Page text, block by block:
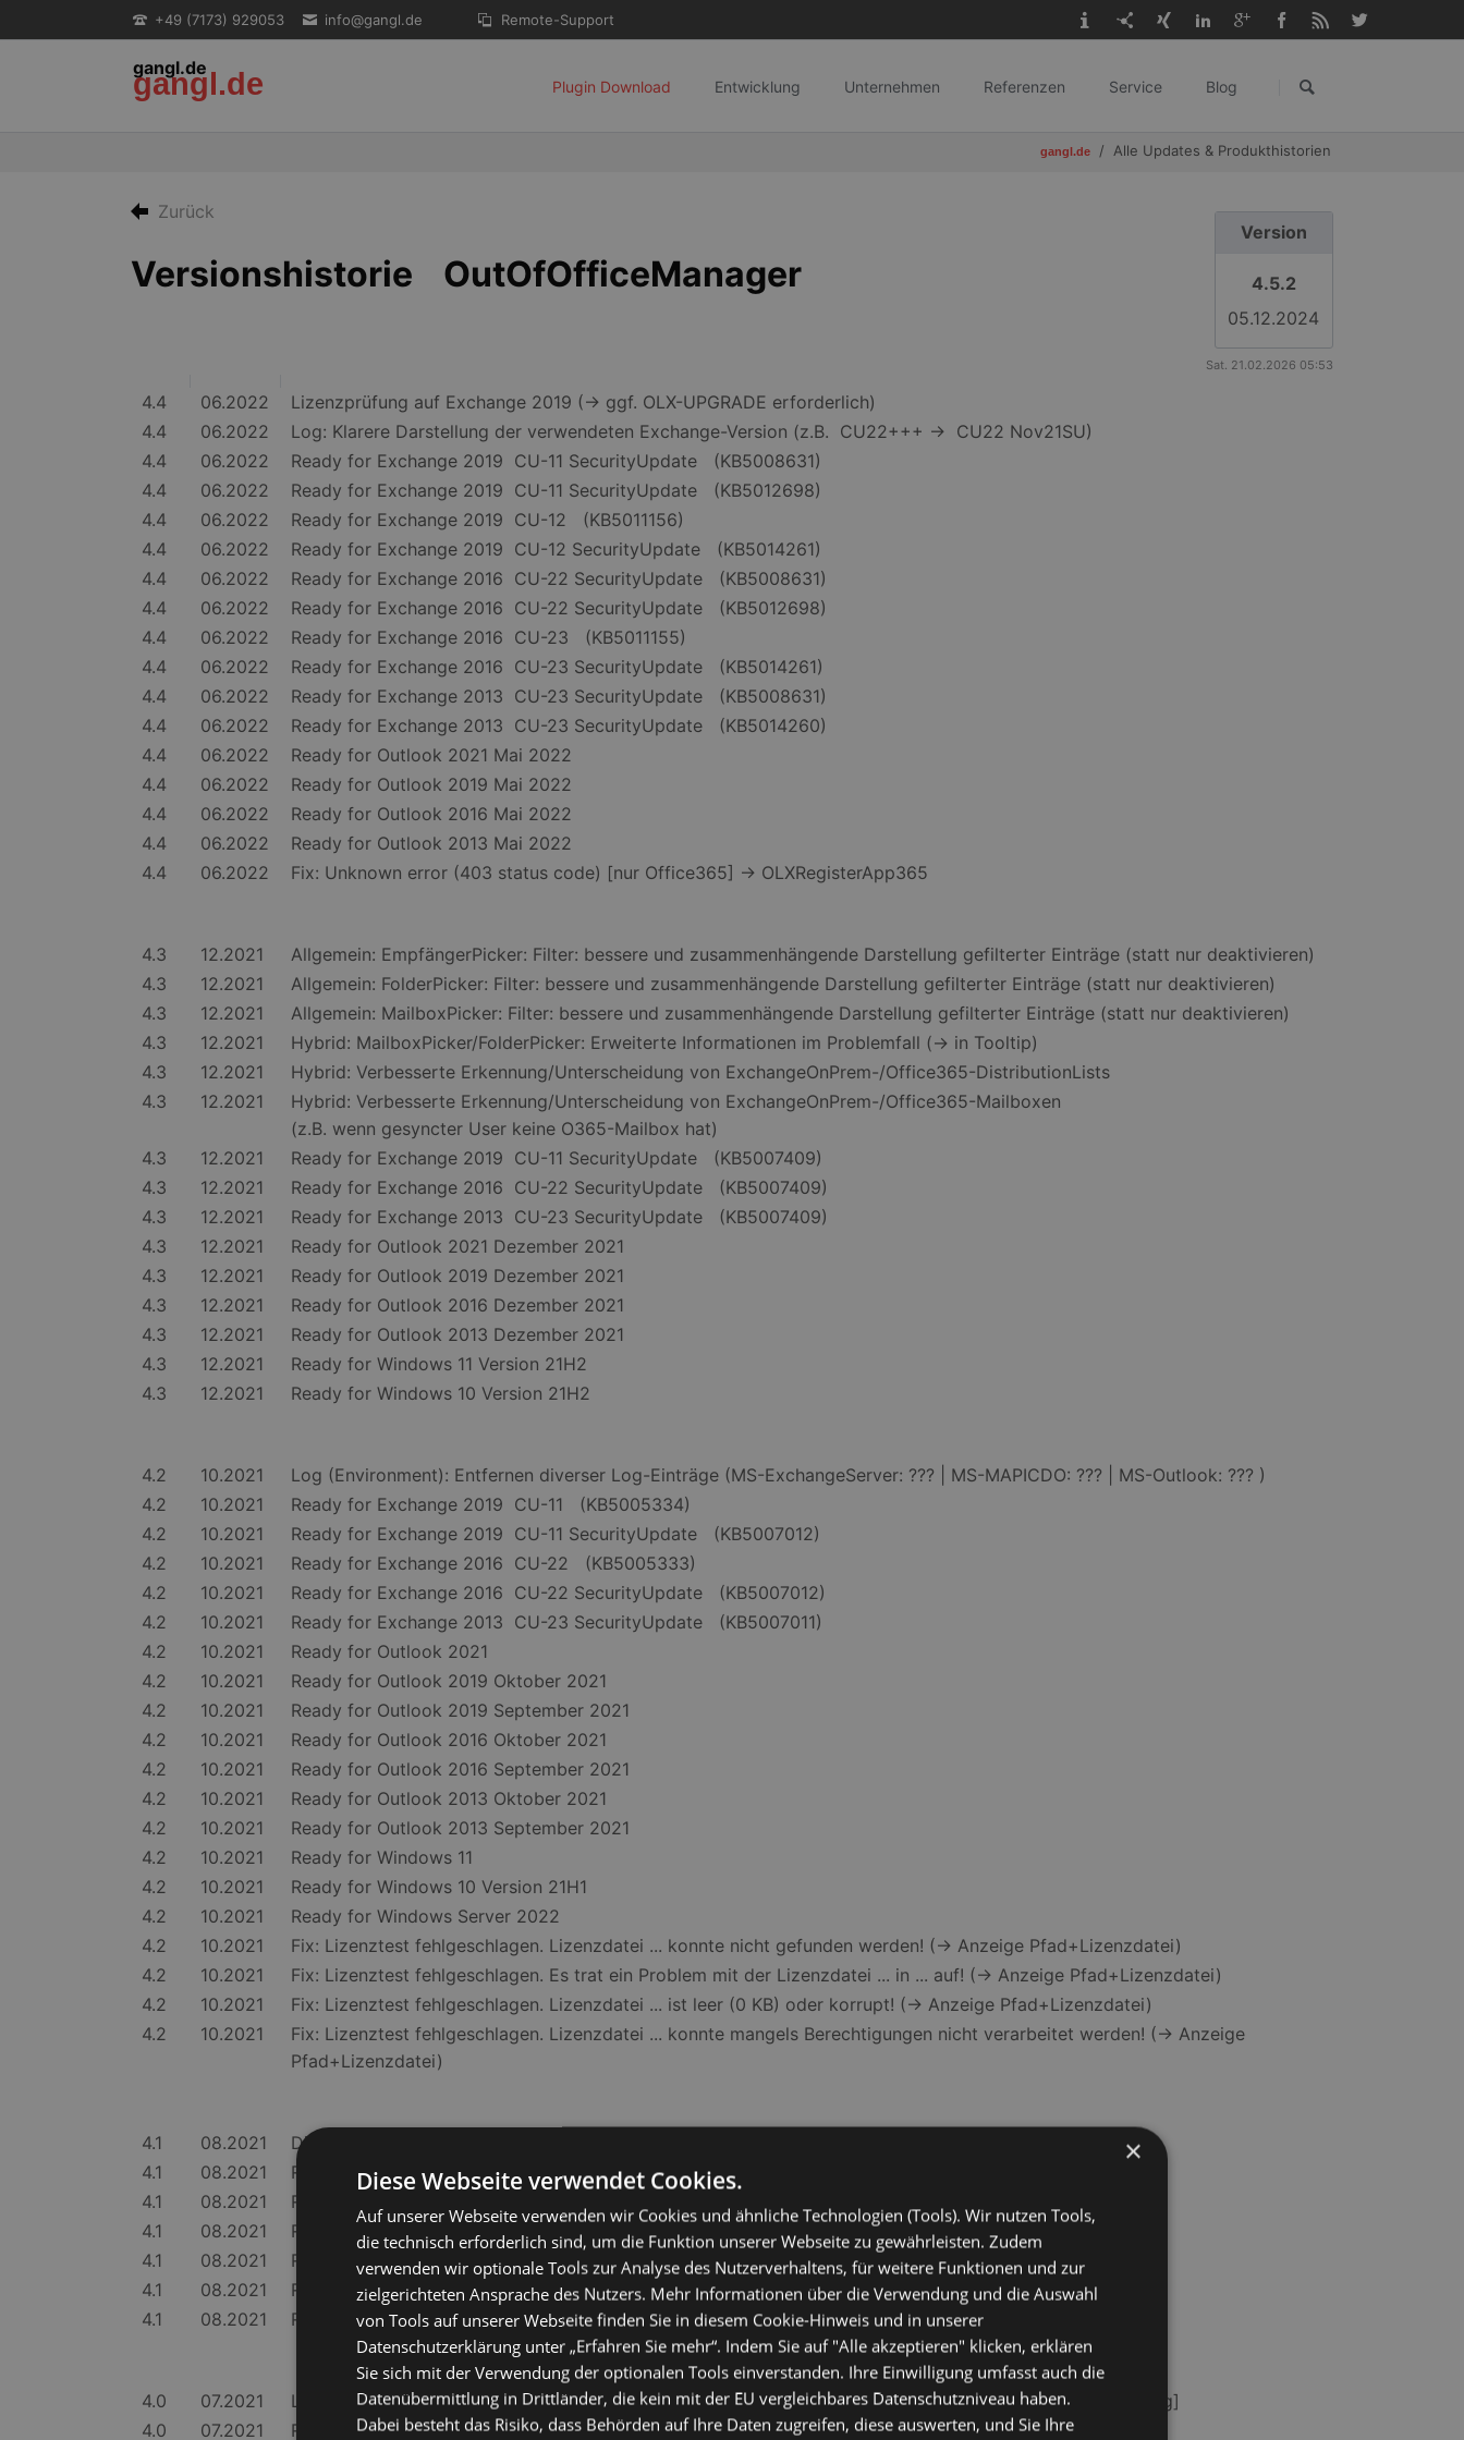
+49 (7173) 929053 info@gangl.de Remote-Support
gangl.de
gangl.de
überspringen
Plugin Download Entwicklung Unternehmen Referenzen Service
gangl.de
Blog
gangl.de Alle Updates & Produkthistorien
Zurück
Version
4.5.2
05.12.2024
Versionshistorie OutOfOfficeManager
Sat. 21.02.2026 05:53
4.4 06.2022
Lizenzprüfung auf Exchange 2019 (-> ggf. OLX-UPGRADE erforderlich)
4.4
06.2022
Log: Klarere Darstellung der verwendeten Exchange-Version (z.B. CU22+++ -> CU22 Nov21SU)
4.4
06.2022
Ready for Exchange 2019 CU-11 SecurityUpdate (KB5008631)
4.4
06.2022
Ready for Exchange 2019 CU-11 SecurityUpdate (KB5012698)
4.4
06.2022
Ready for Exchange 2019 CU-12 (KB5011156)
4.4
06.2022
Ready for Exchange 2019 CU-12 SecurityUpdate (KB5014261)
4.4
06.2022
Ready for Exchange 2016 CU-22 SecurityUpdate (KB5008631)
4.4
06.2022
Ready for Exchange 2016 CU-22 SecurityUpdate (KB5012698)
4.4
06.2022
Ready for Exchange 2016 CU-23 (KB5011155)
4.4
06.2022
Ready for Exchange 2016 CU-23 SecurityUpdate (KB5014261)
4.4
06.2022
Ready for Exchange 2013 CU-23 SecurityUpdate (KB5008631)
4.4
06.2022
Ready for Exchange 2013 CU-23 SecurityUpdate (KB5014260)
4.4
06.2022
Ready for Outlook 2021 Mai 2022
4.4
06.2022
Ready for Outlook 2019 Mai 2022
4.4
06.2022
Ready for Outlook 2016 Mai 2022
4.4
06.2022
Ready for Outlook 2013 Mai 2022
4.4
06.2022 Fix: Unknown error (403 status code) [nur Office365] -> OLXRegisterApp365
4.3 12.2021
Allgemein: EmpfängerPicker: Filter: bessere und zusammenhängende Darstellung gefilterter Einträge (statt nur deaktivieren)
4.3
12.2021
Allgemein: FolderPicker: Filter: bessere und zusammenhängende Darstellung gefilterter Einträge (statt nur deaktivieren)
4.3
12.2021
Allgemein: MailboxPicker: Filter: bessere und zusammenhängende Darstellung gefilterter Einträge (statt nur deaktivieren)
4.3
12.2021
Hybrid: MailboxPicker/FolderPicker: Erweiterte Informationen im Problemfall (-> in Tooltip)
4.3
12.2021
Hybrid: Verbesserte Erkennung/Unterscheidung von ExchangeOnPrem-/Office365-DistributionLists
4.3
12.2021
Hybrid: Verbesserte Erkennung/Unterscheidung von ExchangeOnPrem-/Office365-Mailboxen
(z.B. wenn gesyncter User keine O365-Mailbox hat)
4.3
12.2021
Ready for Exchange 2019 CU-11 SecurityUpdate (KB5007409)
4.3
12.2021
Ready for Exchange 2016 CU-22 SecurityUpdate (KB5007409)
4.3
12.2021
Ready for Exchange 2013 CU-23 SecurityUpdate (KB5007409)
4.3
12.2021
Ready for Outlook 2021 Dezember 2021
4.3
12.2021
Ready for Outlook 2019 Dezember 2021
4.3
12.2021
Ready for Outlook 2016 Dezember 2021
4.3
12.2021
Ready for Outlook 2013 Dezember 2021
4.3
12.2021
Ready for Windows 11 Version 21H2
4.3
12.2021 Ready for Windows 10 Version 21H2
4.2 10.2021
Log (Environment): Entfernen diverser Log-Einträge (MS-ExchangeServer: ??? | MS-MAPICDO: ??? | MS-Outlook: ??? )
4.2
10.2021
Ready for Exchange 2019 CU-11 (KB5005334)
4.2
10.2021
Ready for Exchange 2019 CU-11 SecurityUpdate (KB5007012)
4.2
10.2021
Ready for Exchange 2016 CU-22 (KB5005333)
4.2
10.2021
Ready for Exchange 2016 CU-22 SecurityUpdate (KB5007012)
4.2
10.2021
Ready for Exchange 2013 CU-23 SecurityUpdate (KB5007011)
4.2
10.2021
Ready for Outlook 2021
4.2
10.2021
Ready for Outlook 2019 Oktober 2021
4.2
10.2021
Ready for Outlook 2019 September 2021
4.2
10.2021
Ready for Outlook 2016 Oktober 2021
4.2
10.2021
Ready for Outlook 2016 September 2021
4.2
10.2021
Ready for Outlook 2013 Oktober 2021
4.2
10.2021
Ready for Outlook 2013 September 2021
4.2
10.2021
Ready for Windows 11
4.2
10.2021
Ready for Windows 10 Version 21H1
4.2
10.2021
Ready for Windows Server 2022
4.2
10.2021
Fix: Lizenztest fehlgeschlagen. Lizenzdatei ... konnte nicht gefunden werden! (-> Anzeige Pfad+Lizenzdatei)
4.2
10.2021
Fix: Lizenztest fehlgeschlagen. Es trat ein Problem mit der Lizenzdatei ... in ... auf! (-> Anzeige Pfad+Lizenzdatei)
4.2
10.2021
Fix: Lizenztest fehlgeschlagen. Lizenzdatei ... ist leer (0 KB) oder korrupt! (-> Anzeige Pfad+Lizenzdatei)
4.2
10.2021
Fix: Lizenztest fehlgeschlagen. Lizenzdatei ... konnte mangels Berechtigungen nicht verarbeitet werden! (-> Anzeige
Pfad+Lizenzdatei)
4.1 08.2021
Digitale Code-Signierung (neues Zertifikat bis 2024)
4.1
08.2021
Ready for Exchange 2019 SecurityUpdate (CVE-2021-34473/34523/31207)
4.1
08.2021
Ready for Exchange 2016 SecurityUpdate (CVE-2021-34473/34523/31207)
4.1
08.2021
Ready for Exchange 2013 SecurityUpdate (CVE-2021-34473/34523/31207)
4.1
08.2021
Ready for Outlook 2019 August 2021
4.1
08.2021
Ready for Outlook 2016 August 2021
4.1
08.2021 Ready for Outlook 2013 August 2021
4.0 07.2021
Log: Protokollieren Response Headers on SendRequest error wenn status code >500 [nur bei EWS-Tracing]
4.0
07.2021
Ready for Exchange 2019 CU-10 (KB5003612)
×
Diese Webseite verwendet Cookies.
Auf unserer Webseite verwenden wir Cookies und ähnliche Technologien (Tools). Wir nutzen Tools,
die technisch erforderlich sind, um die Funktion unserer Webseite zu gewährleisten. Zudem
verwenden wir optionale Tools zur Analyse des Nutzerverhaltens, für weitere Funktionen und zur
zielgerichteten Ansprache des Nutzers. Mehr Informationen über die Verwendung und die Auswahl
von Tools auf unserer Webseite finden Sie in diesem Cookie-Hinweis und in unserer
Datenschutzerklärung unter „Erfahren Sie mehr“. Indem Sie auf "Alle akzeptieren" klicken, erklären
Sie sich mit der Verwendung der optionalen Tools einverstanden. Ihre Einwilligung umfasst auch die
Datenübermittlung in Drittländer, die kein mit der EU vergleichbares Datenschutzniveau haben.
Dabei besteht das Risiko, dass Behörden auf Ihre Daten zugreifen, diese auswerten, und Sie Ihre